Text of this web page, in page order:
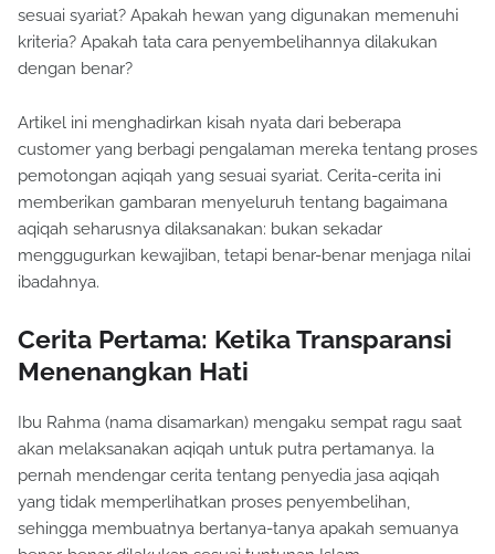
sesuai syariat? Apakah hewan yang digunakan memenuhi
kriteria? Apakah tata cara penyembelihannya dilakukan
dengan benar?
Artikel ini menghadirkan kisah nyata dari beberapa
customer yang berbagi pengalaman mereka tentang proses
pemotongan aqiqah yang sesuai syariat. Cerita-cerita ini
memberikan gambaran menyeluruh tentang bagaimana
aqiqah seharusnya dilaksanakan: bukan sekadar
menggugurkan kewajiban, tetapi benar-benar menjaga nilai
ibadahnya.
Cerita Pertama: Ketika Transparansi
Menenangkan Hati
Ibu Rahma (nama disamarkan) mengaku sempat ragu saat
akan melaksanakan aqiqah untuk putra pertamanya. Ia
pernah mendengar cerita tentang penyedia jasa aqiqah
yang tidak memperlihatkan proses penyembelihan,
sehingga membuatnya bertanya-tanya apakah semuanya